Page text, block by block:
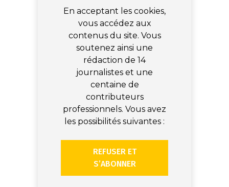
En acceptant les cookies,
vous accédez aux
contenus du site. Vous
soutenez ainsi une
rédaction de 14
journalistes et une
centaine de
contributeurs
professionnels. Vous avez
les possibilités suivantes :
REFUSER ET
S’ABONNER